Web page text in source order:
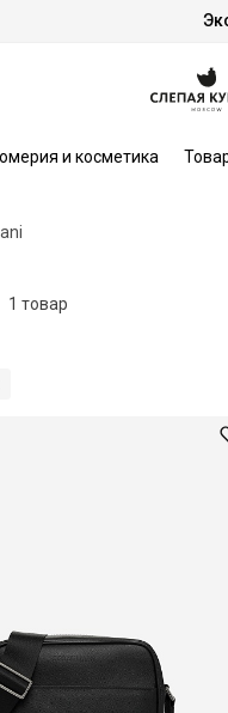
и косметика
1 товар